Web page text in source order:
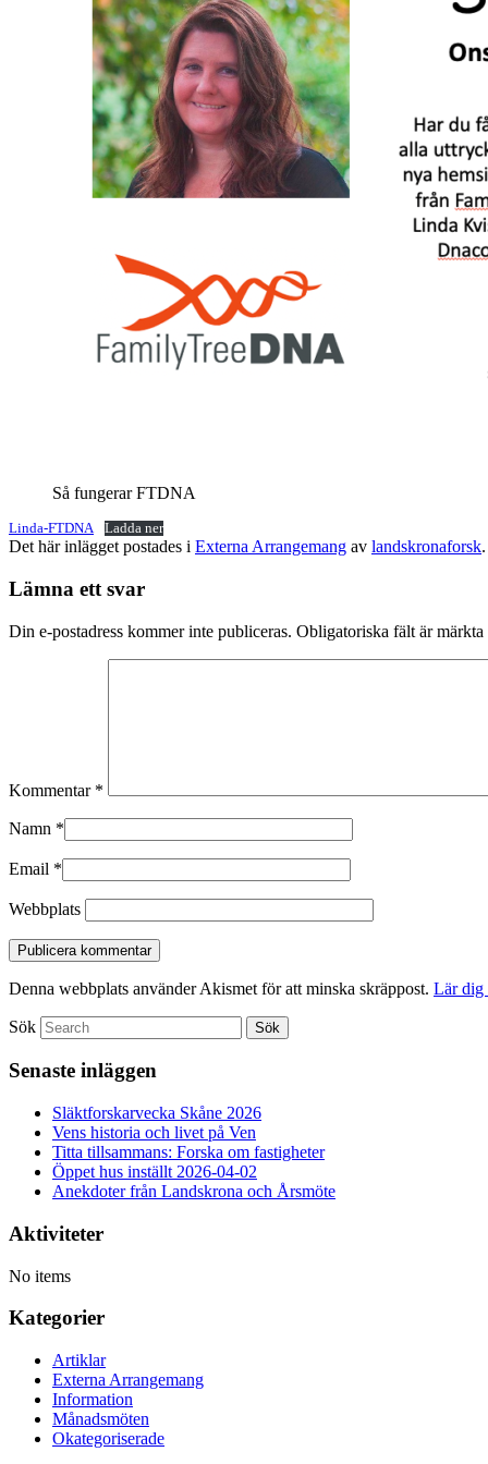
Så fungerar FTDNA
Linda-FTDNA Ladda ner
Det här inlägget postades i Externa Arrangemang av landskronaforsk
Lämna ett svar
Din e-postadress kommer inte publiceras. Obligatoriska fält är märkta
Kommentar *
Namn *
Email *
Webbplats
Denna webbplats använder Akismet för att minska skräppost. Lär dig
Sök
Senaste inläggen
Släktforskarvecka Skåne 2026
Vens historia och livet på Ven
Titta tillsammans: Forska om fastigheter
Öppet hus inställt 2026-04-02
Anekdoter från Landskrona och Årsmöte
Aktiviteter
No items
Kategorier
Artiklar
Externa Arrangemang
Information
Månadsmöten
Okategoriserade